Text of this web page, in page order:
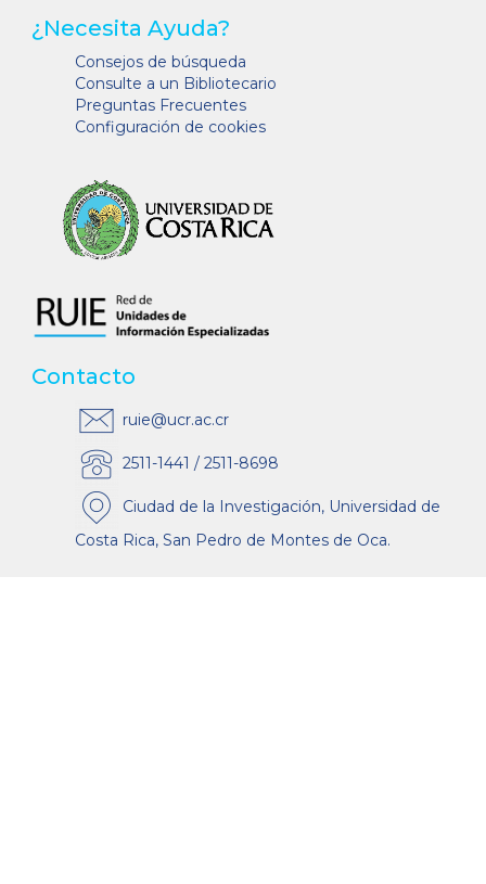
¿Necesita Ayuda?
Consejos de búsqueda
Consulte a un Bibliotecario
Preguntas Frecuentes
Configuración de cookies
Contacto
ruie@ucr.ac.cr
2511-1441 / 2511-8698
Ciudad de la Investigación, Universidad de
Costa Rica, San Pedro de Montes de Oca.